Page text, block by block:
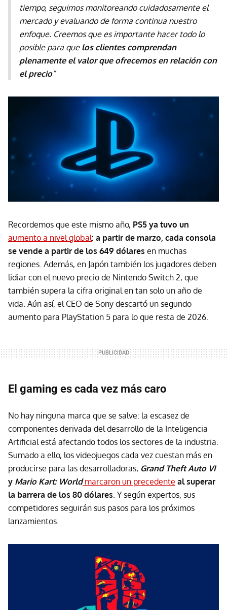
tiempo, seguimos monitoreando cuidadosamente el
mercado y evaluando de forma continua nuestro
enfoque. Creemos que es importante hacer todo lo
posible para que los clientes comprendan
plenamente el valor que ofrecemos en relación con
el precio”
Recordemos que este mismo año, PS5 ya tuvo un
aumento a nivel global: a partir de marzo, cada consola
se vende a partir de los 649 dólares en muchas
regiones. Además, en Japón también los jugadores deben
lidiar con el nuevo precio de Nintendo Switch 2, que
también supera la cifra original en tan solo un año de
vida. Aún así, el CEO de Sony descartó un segundo
aumento para PlayStation 5 para lo que resta de 2026.
El gaming es cada vez más caro
No hay ninguna marca que se salve: la escasez de
componentes derivada del desarrollo de la Inteligencia
Artificial está afectando todos los sectores de la industria.
Sumado a ello, los videojuegos cada vez cuestan más en
producirse para las desarrolladoras; Grand Theft Auto VI
y Mario Kart: World marcaron un precedente al superar
la barrera de los 80 dólares . Y según expertos, sus
competidores seguirán sus pasos para los próximos
lanzamientos.